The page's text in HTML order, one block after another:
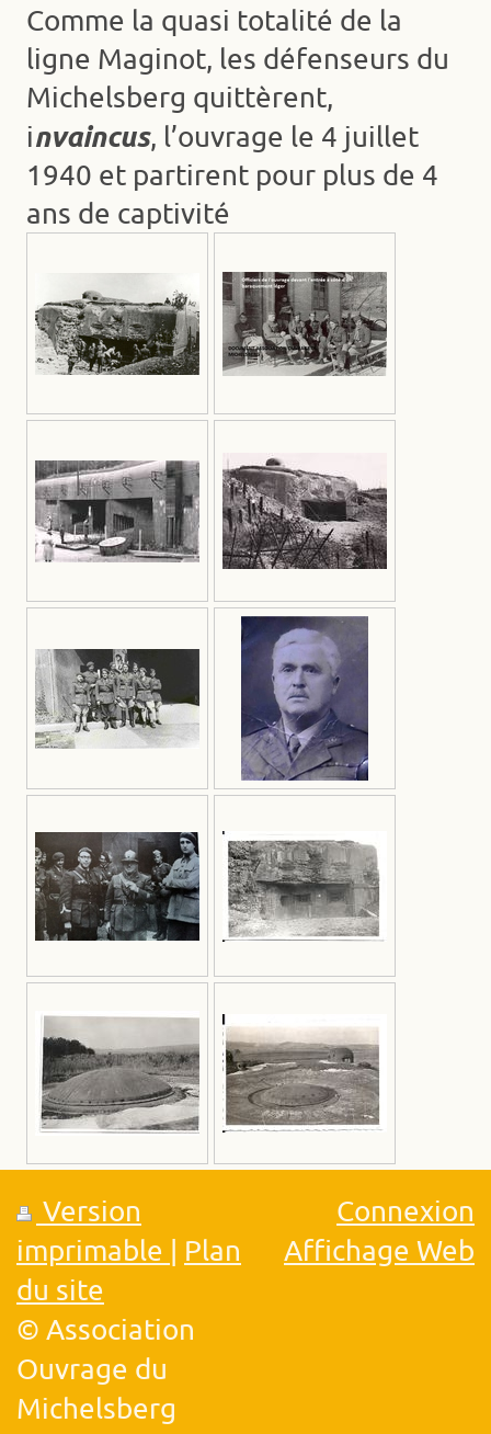
Comme la quasi totalité de la
ligne Maginot, les défenseurs du
Michelsberg quittèrent,
invaincus, l’ouvrage le 4 juillet
1940 et partirent pour plus de 4
ans de captivité
Version
imprimable | Plan
du site
© Association
Ouvrage du
Michelsberg
Connexion
Affichage Web